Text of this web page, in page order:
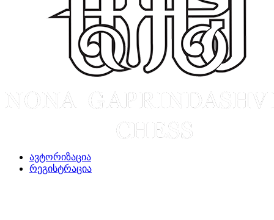
ავტორიზაცია
რეგისტრაცია